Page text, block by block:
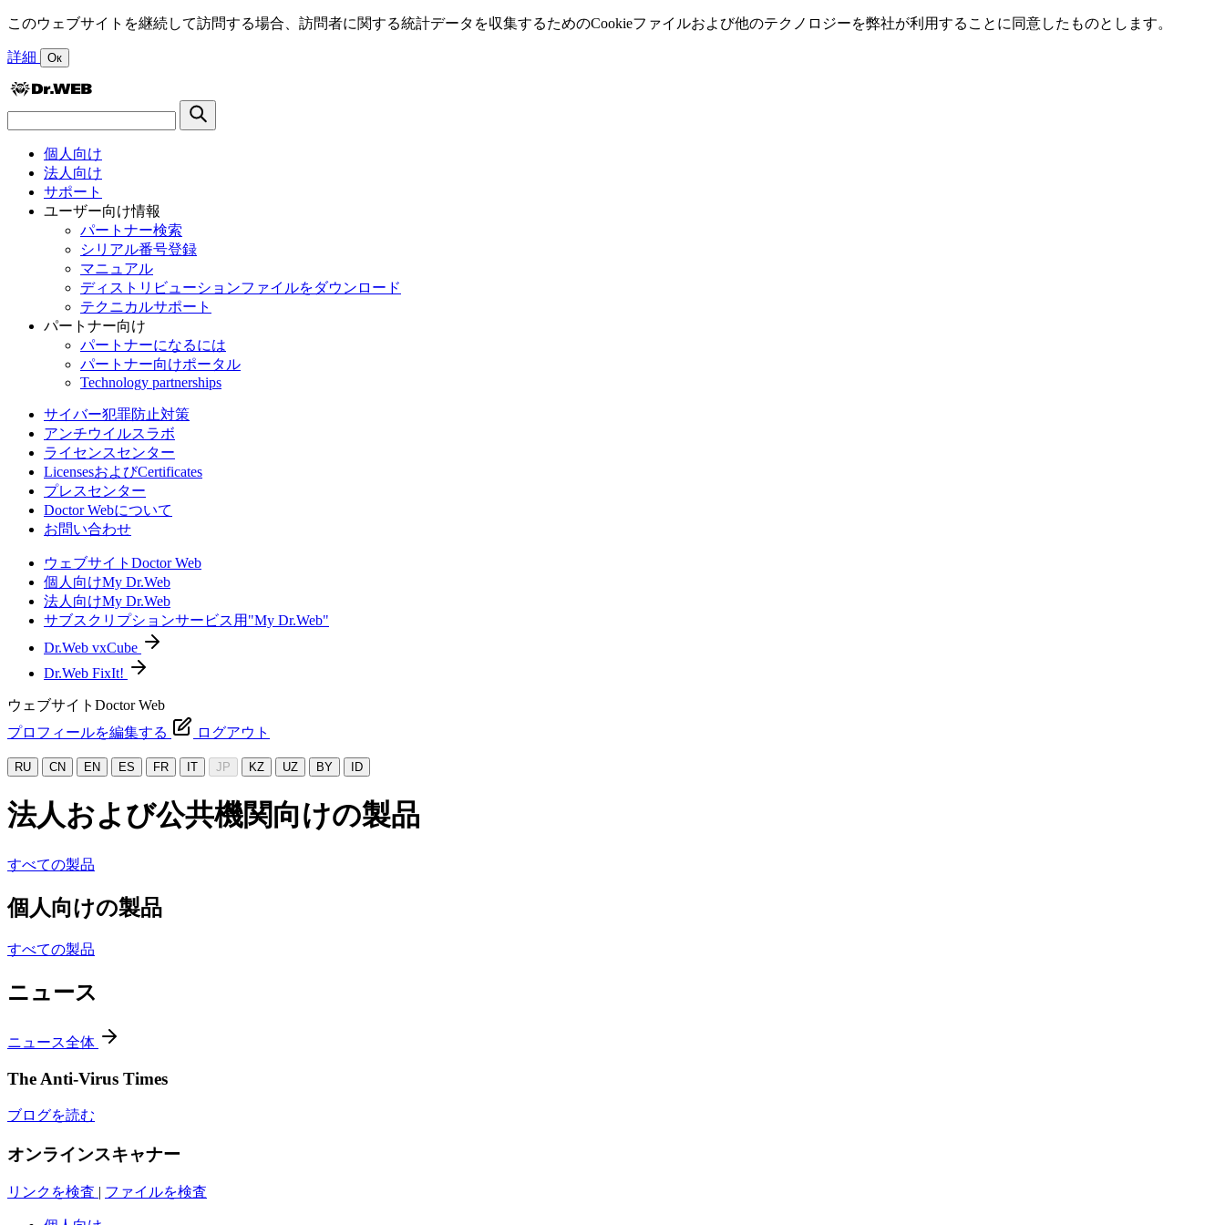
このウェブサイトを継続して訪問する場合、訪問者に関する統計データを収集するためのCookieファイルおよび他のテクノロジーを弊社が利用することに同意したものとします。
詳細 Ок
個人向け
法人向け
サポート
ユーザー向け情報
パートナー検索
シリアル番号登録
マニュアル
ディストリビューションファイルをダウンロード
テクニカルサポート
パートナー向け
パートナーになるには
パートナー向けポータル
Technology partnerships
サイバー犯罪防止対策
アンチウイルスラボ
ライセンスセンター
LicensesおよびCertificates
プレスセンター
Doctor Webについて
お問い合わせ
ウェブサイトDoctor Web
個人向けMy Dr.Web
法人向けMy Dr.Web
サブスクリプションサービス用"My Dr.Web"
Dr.Web vxCube
Dr.Web FixIt!
ウェブサイトDoctor Web
プロフィールを編集する
ログアウト
RU CN EN ES FR IT JP KZ UZ BY ID
法人および公共機関向けの製品
すべての製品
個人向けの製品
すべての製品
ニュース
ニュース全体
The Anti-Virus Times
ブログを読む
オンラインスキャナー
リンクを検査 | ファイルを検査